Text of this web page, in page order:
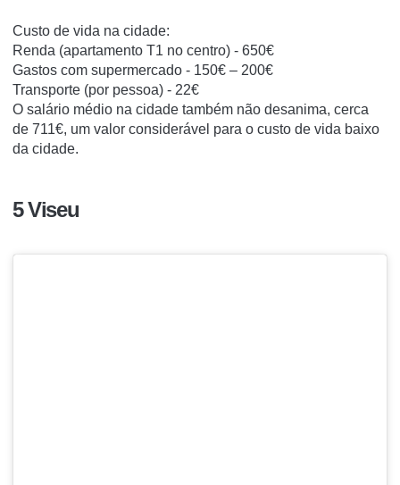
Custo de vida na cidade:
Renda (apartamento T1 no centro) - 650€
Gastos com supermercado - 150€ – 200€
Transporte (por pessoa) - 22€
O salário médio na cidade também não desanima, cerca
de 711€, um valor considerável para o custo de vida baixo
da cidade.
5 Viseu